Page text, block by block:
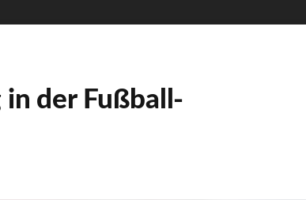
in der Fußball-